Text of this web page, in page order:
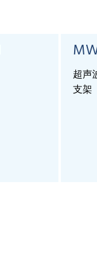
超声
支架